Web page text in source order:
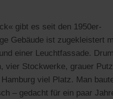
gibt es seit den 1950er-
Gebäude ist zugekleistert
einer Leuchtfassade.
vier Stockwerke, grauer
viel Platz. Man
– gedacht für ein paar